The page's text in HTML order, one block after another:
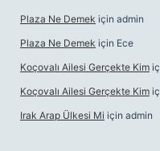
Plaza Ne Demek için admin
Plaza Ne Demek için Ece
Koçovalı Ailesi Gerçekte Kim
Koçovalı Ailesi Gerçekte Kim
Irak Arap Ülkesi Mi için admin